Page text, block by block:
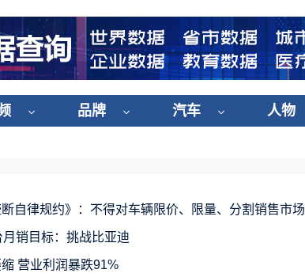
品牌 汽车 人物
自律规约》：不得对车辆限价、限量、分割销售市场
销目标：挑战比亚迪
营业利润暴跌91%